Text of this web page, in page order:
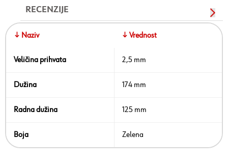
RECENZIJE
↓ Naziv ↓ Vrednost
Veličina prihvata 2,5 mm
Dužina 174 mm
Radna dužina 125 mm
Boja Zelena